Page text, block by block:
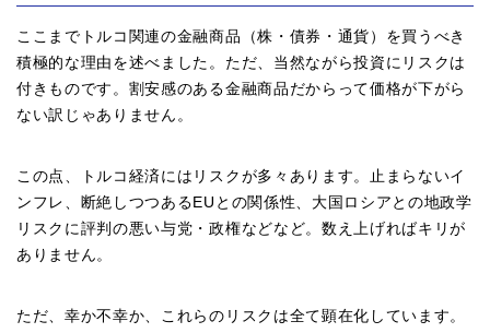
ここまでトルコ関連の金融商品（株・債券・通貨）を買うべき
積極的な理由を述べました。ただ、当然ながら投資にリスクは
付きものです。割安感のある金融商品だからって価格が下がら
ない訳じゃありません。
この点、トルコ経済にはリスクが多々あります。止まらないイ
ンフレ、断絶しつつあるEUとの関係性、大国ロシアとの地政学
リスクに評判の悪い与党・政権などなど。数え上げればキリが
ありません。
ただ、幸か不幸か、これらのリスクは全て顕在化しています。